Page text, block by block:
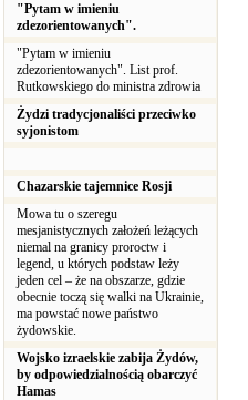
"Pytam w imieniu
zdezorientowanych".
"Pytam w imieniu
zdezorientowanych". List prof.
Rutkowskiego do ministra zdrowia
Żydzi tradycjonaliści przeciwko
syjonistom
Chazarskie tajemnice Rosji
Mowa tu o szeregu
mesjanistycznych założeń leżących
niemal na granicy proroctw i
legend, u których podstaw leży
jeden cel – że na obszarze, gdzie
obecnie toczą się walki na Ukrainie,
ma powstać nowe państwo
żydowskie.
Wojsko izraelskie zabija Żydów,
by odpowiedzialnością obarczyć
Hamas